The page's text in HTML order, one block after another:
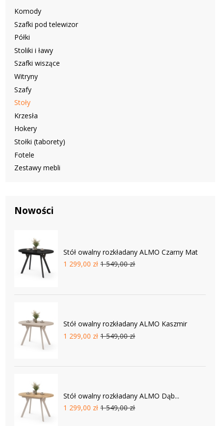
Komody
Szafki pod telewizor
Półki
Stoliki i ławy
Szafki wiszące
Witryny
Szafy
Stoły
Krzesła
Hokery
Stołki (taborety)
Fotele
Zestawy mebli
Nowości
Stół owalny rozkładany ALMO Czarny Mat
1 299,00 zł 1 549,00 zł
Stół owalny rozkładany ALMO Kaszmir
1 299,00 zł 1 549,00 zł
Stół owalny rozkładany ALMO Dąb...
1 299,00 zł 1 549,00 zł